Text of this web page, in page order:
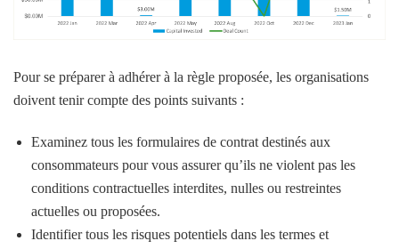
Pour se préparer à adhérer à la règle proposée, les organisations
doivent tenir compte des points suivants :
Examinez tous les formulaires de contrat destinés aux
consommateurs pour vous assurer qu’ils ne violent pas les
conditions contractuelles interdites, nulles ou restreintes
actuelles ou proposées.
Identifier tous les risques potentiels dans les termes et